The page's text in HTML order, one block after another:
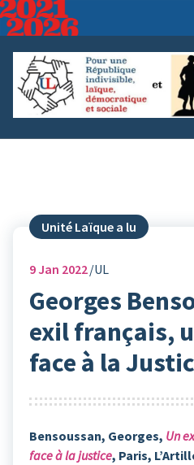
Aller
au
contenu
Unité Laïque a lu
9Jan 2022 UL
Georges
exil français,
face à la
Bensoussan, Georges, Un
face à la justice, Paris,